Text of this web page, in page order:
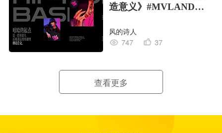
造意义》#MVLAND嘻
风的诗人
747
37
查看更多